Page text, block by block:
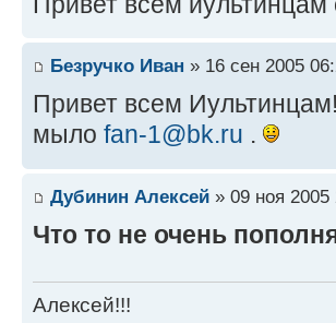
Безручко Иван » 16 сен 2005
Привет всем
мыло fan-1@bk.ru .
Дубинин Алексей » 09 ноя 2005
Что то не очень
Алексей!!!